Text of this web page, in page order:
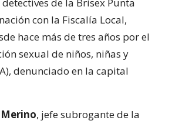
de la Brisex Punta
con la Fiscalía Local,
hace más de tres años por el
sexual de niños, niñas y
denunciado en la capital
, jefe subrogante de la